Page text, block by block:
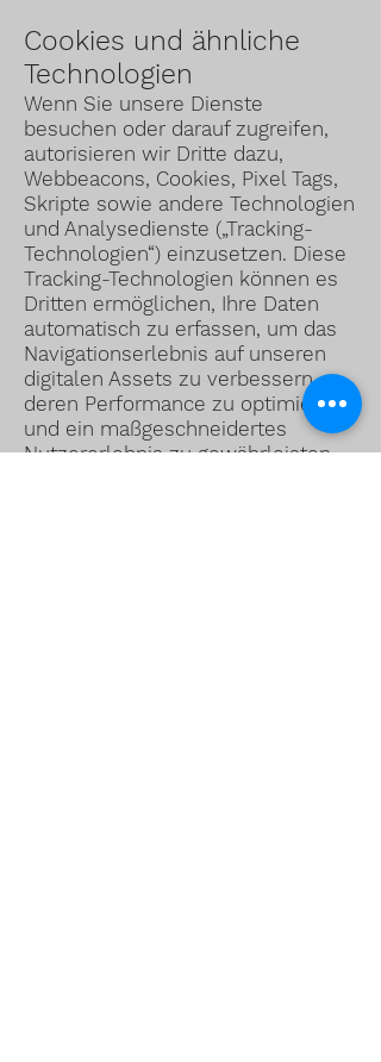
Cookies und ähnliche
Technologien
Wenn Sie unsere Dienste
besuchen oder darauf zugreifen,
autorisieren wir Dritte dazu,
Webbeacons, Cookies, Pixel Tags,
Skripte sowie andere Technologien
und Analysedienste („Tracking-
Technologien“) einzusetzen. Diese
Tracking-Technologien können es
Dritten ermöglichen, Ihre Daten
automatisch zu erfassen, um das
Navigationserlebnis auf unseren
digitalen Assets zu verbessern,
deren Performance zu optimieren
und ein maßgeschneidertes
Nutzererlebnis zu gewährleisten,